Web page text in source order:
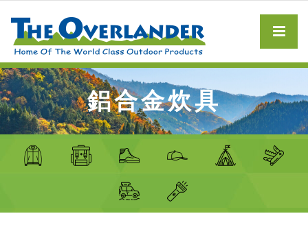
鋁合金炊具